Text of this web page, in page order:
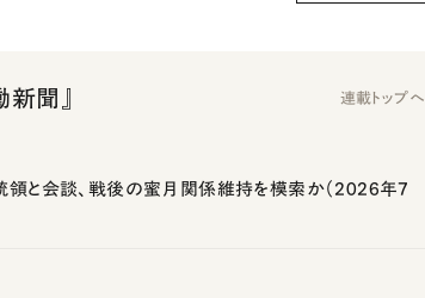
聞』 連載トップへ
と会談、戦後の蜜月関係維持を模索か（2026年7